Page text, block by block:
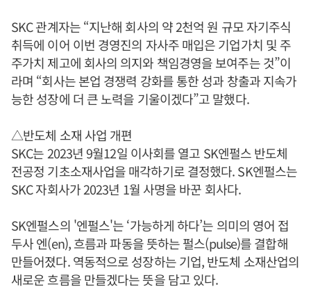
SKC 관계자는 “지난해 회사의 약 2천억 원 규모 자기주식
취득에 이어 이번 경영진의 자사주 매입은 기업가치 및 주
주가치 제고에 회사의 의지와 책임경영을 보여주는 것”이
라며 “회사는 본업 경쟁력 강화를 통한 성과 창출과 지속가
능한 성장에 더 큰 노력을 기울이겠다”고 말했다.
△반도체 소재 사업 개편
SKC는 2023년 9월12일 이사회를 열고 SK엔펄스 반도체
전공정 기초소재사업을 매각하기로 결정했다. SK엔펄스는
SKC 자회사가 2023년 1월 사명을 바꾼 회사다.
SK엔펄스의 '엔펄스'는 ‘가능하게 하다’는 의미의 영어 접
두사 엔(en), 흐름과 파동을 뜻하는 펄스(pulse)를 결합해
만들어졌다. 역동적으로 성장하는 기업, 반도체 소재산업의
새로운 흐름을 만들겠다는 뜻을 담고 있다.